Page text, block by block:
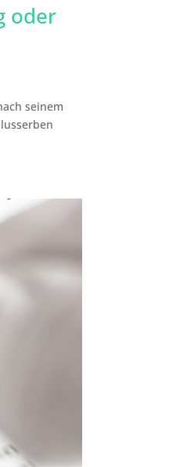
oder
seinem